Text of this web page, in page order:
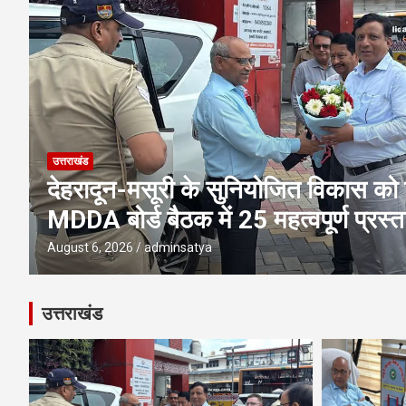
उत्तराखंड
एमडीडीए बोर्ड बैठक में 25 विकास
पूलिंग, पर्यटन, होटल, औद्योगिक भवन
परियोजनाओं पर अहम फैसले
August 6, 2026 adminsatya
उत्तराखंड